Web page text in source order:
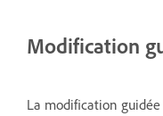
Modification
La modification